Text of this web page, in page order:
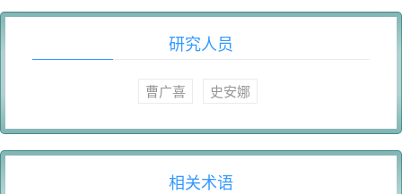
研究人员
曹广喜 史安娜
相关术语